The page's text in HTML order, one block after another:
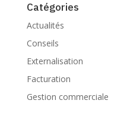
Catégories
Actualités
Conseils
Externalisation
Facturation
Gestion commerciale